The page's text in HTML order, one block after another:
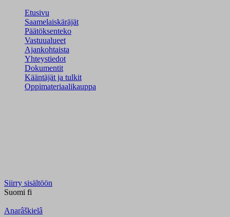
Etusivu
Saamelaiskäräjät
Päätöksenteko
Vastuualueet
Ajankohtaista
Yhteystiedot
Dokumentit
Kääntäjät ja tulkit
Oppimateriaalikauppa
Siirry sisältöön
Suomi fi
Anarâškielâ